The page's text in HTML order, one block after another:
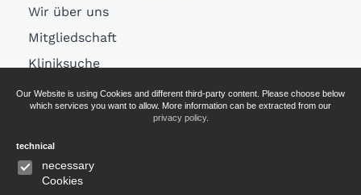
Wir über uns
Mitgliedschaft
Kliniksuche
Links
Arztsuche
AGB
Impressum
Our Website is using Cookies and different third-party content. Please choose below
which services you want to allow. More information can be extracted from our
privacy policy.
technical
necessary
Cookies